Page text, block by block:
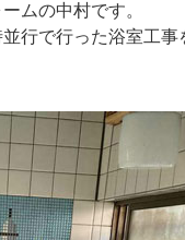
ムの中村です。
行で行った浴室工事